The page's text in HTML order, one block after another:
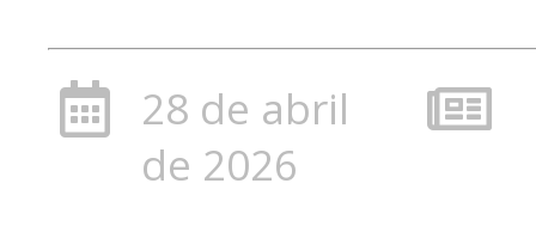
28 de abril
de 2026